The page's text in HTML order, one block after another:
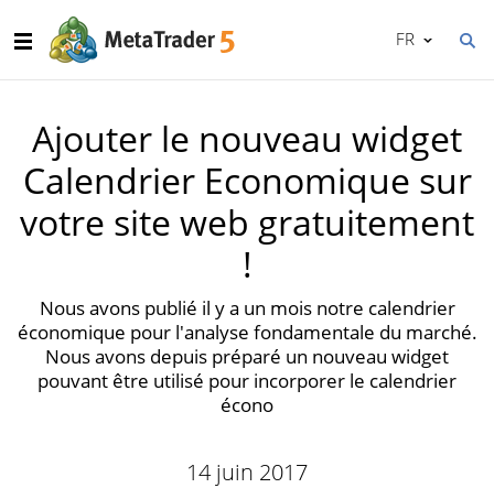
FR
Ajouter le nouveau widget
Calendrier Economique sur
votre site web gratuitement
!
Nous avons publié il y a un mois notre calendrier
économique pour l'analyse fondamentale du marché.
Nous avons depuis préparé un nouveau widget
pouvant être utilisé pour incorporer le calendrier
écono
14 juin 2017